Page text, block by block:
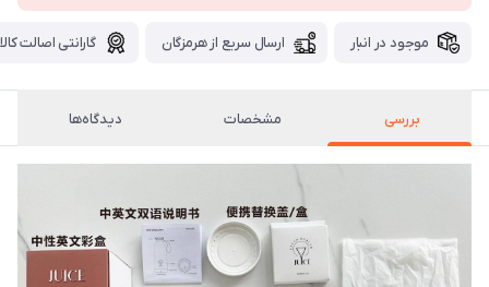
موجود در انبار ارسال سریع از هرمزگان گارانتی اصالت کالا
بررسی مشخصات دیدگاه‌ها